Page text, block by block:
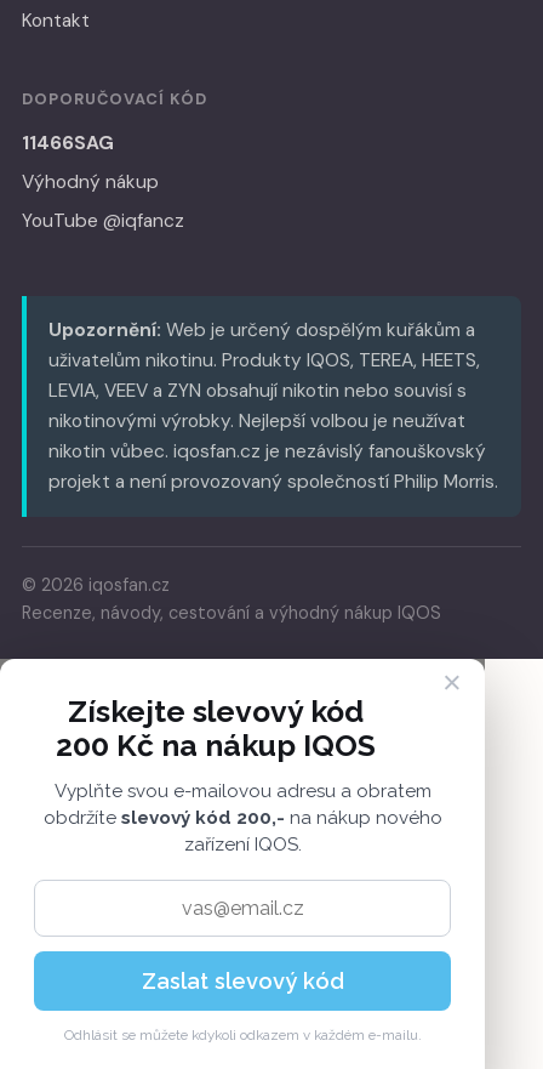
Kontakt
DOPORUČOVACÍ KÓD
11466SAG
Výhodný nákup
YouTube @iqfancz
Upozornění: Web je určený dospělým kuřákům a
uživatelům nikotinu. Produkty IQOS, TEREA, HEETS,
LEVIA, VEEV a ZYN obsahují nikotin nebo souvisí s
nikotinovými výrobky. Nejlepší volbou je neužívat
nikotin vůbec. iqosfan.cz je nezávislý fanouškovský
projekt a není provozovaný společností Philip Morris.
© 2026 iqosfan.cz
Recenze, návody, cestování a výhodný nákup IQOS
×
Získejte slevový kód
200 Kč na nákup IQOS
Vyplňte svou e-mailovou adresu a obratem
obdržíte slevový kód 200,- na nákup nového
zařízení IQOS.
Zaslat slevový kód
Odhlásit se můžete kdykoli odkazem v každém e-mailu.